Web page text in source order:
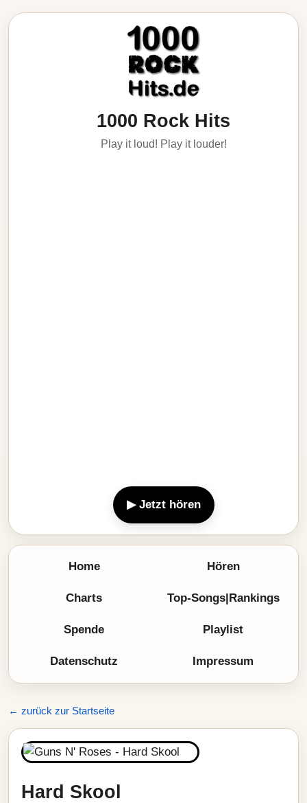
1000 Rock Hits
Play it loud! Play it louder!
▶ Jetzt hören
Home Hören
Charts Top-Songs|Rankings
Spende Playlist
Datenschutz Impressum
← zurück zur Startseite
Hard Skool